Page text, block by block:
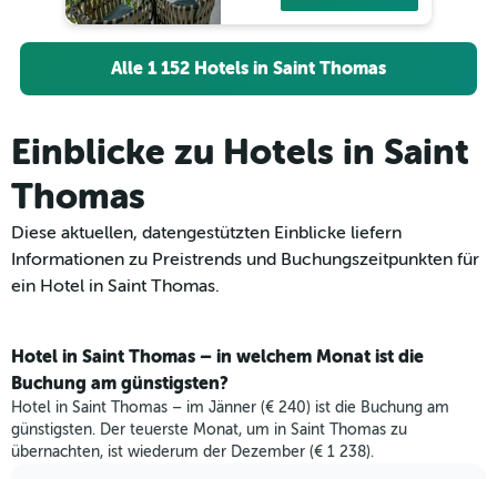
Alle 1 152 Hotels in Saint Thomas
Einblicke zu Hotels in Saint
Thomas
Diese aktuellen, datengestützten Einblicke liefern
Informationen zu Preistrends und Buchungszeitpunkten für
ein Hotel in Saint Thomas.
Hotel in Saint Thomas – in welchem Monat ist die
Buchung am günstigsten?
Hotel in Saint Thomas – im Jänner (€ 240) ist die Buchung am
günstigsten. Der teuerste Monat, um in Saint Thomas zu
übernachten, ist wiederum der Dezember (€ 1 238).